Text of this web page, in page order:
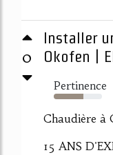
0
Installer
Okofen |
Pertinence
61%
Chaudière à
15 ANS